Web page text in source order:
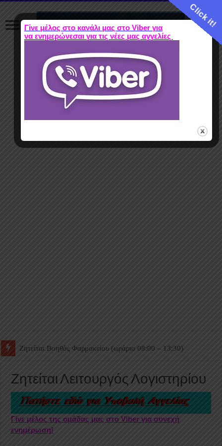
Ζητείται Βοηθός Θαλάμου
Ζητείται Λειτουργός Λογιστηρίου
Γίνε μέλος της ομάδας μας στο Viber για συνεχή
ενημέρωση!
Click it!
Γίνε μέλος στο κανάλι μας στο Viber για
να ενημερώνεσαι για τις νέες μας αγγελίες